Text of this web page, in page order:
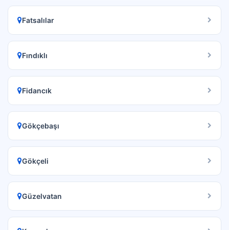
Fatsalılar
Fındıklı
Fidancık
Gökçebaşı
Gökçeli
Güzelvatan